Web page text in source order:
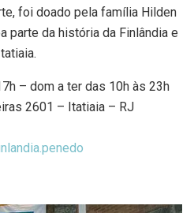
foi doado pela família Hilden
parte da história da Finlândia e
– dom a ter das 10h às 23h
2601 – Itatiaia – RJ